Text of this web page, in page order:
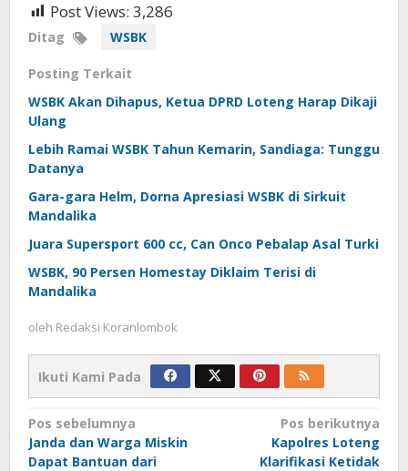
Post Views: 3,286
Ditag WSBK
Posting Terkait
WSBK Akan Dihapus, Ketua DPRD Loteng Harap Dikaji
Ulang
Lebih Ramai WSBK Tahun Kemarin, Sandiaga: Tunggu
Datanya
Gara-gara Helm, Dorna Apresiasi WSBK di Sirkuit
Mandalika
Juara Supersport 600 cc, Can Onco Pebalap Asal Turki
WSBK, 90 Persen Homestay Diklaim Terisi di
Mandalika
oleh Redaksi Koranlombok
Ikuti Kami Pada
Navigasi
pos
Pos sebelumnya
Janda dan Warga Miskin
Dapat Bantuan dari
Pos berikutnya
Kapolres Loteng
Klarifikasi Ketidak